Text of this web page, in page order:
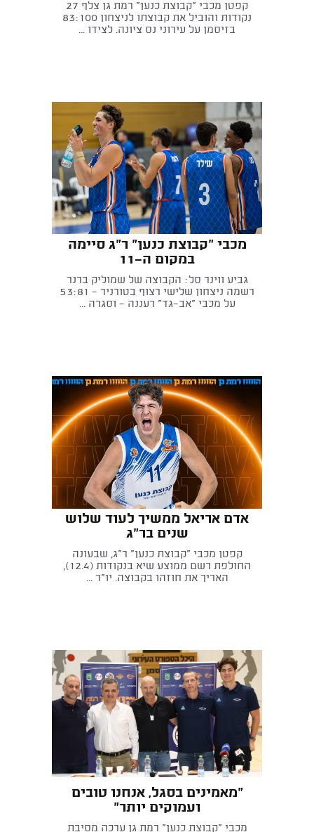
קפטן מכבי "קבוצת כנען" רמת גן צלף 27
נקודות והוביל את קבוצתו לניצחון 83:100
בזיסמן על עירוני נס ציונה. לצידו ...
מכבי "קבוצת כנען" ר"ג סיימה
במקום ה-11
גביע ווינר סל: הקבוצה של שמוליק ברנר
רשמה ניצחון שלישי רצוף בטורניר - 53:81
על מכבי "אב-גד" רעננה - וסגרה ...
אדם אריאל ממשיך לעוד שלוש
שנים בר"ג
קפטן מכבי "קבוצת כנען" ר"ג, שבעונה
החולפת רשם ממוצע שיא בנקודות (12.4),
האריך את חוזהו בקבוצה. יו"ר ...
"מאמינים בסגל, אנחנו טובים
ועמוקים יותר"
מכבי "קבוצת כנען" רמת גן ערכה מסיבת